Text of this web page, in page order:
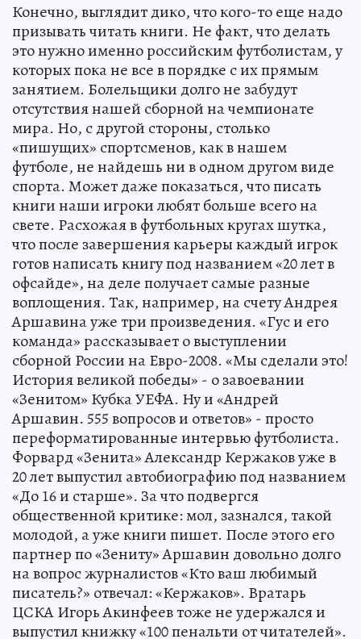
Конечно, выглядит дико, что кого-то еще надо
призывать читать книги. Не факт, что делать
это нужно именно российским футболистам, у
которых пока не все в порядке с их прямым
занятием. Болельщики долго не забудут
отсутствия нашей сборной на чемпионате
мира. Но, с другой стороны, столько
«пишущих» спортсменов, как в нашем
футболе, не найдешь ни в одном другом виде
спорта. Может даже показаться, что писать
книги наши игроки любят больше всего на
свете. Расхожая в футбольных кругах шутка,
что после завершения карьеры каждый игрок
готов написать книгу под названием «20 лет в
офсайде», на деле получает самые разные
воплощения. Так, например, на счету Андрея
Аршавина уже три произведения. «Гус и его
команда» рассказывает о выступлении
сборной России на Евро-2008. «Мы сделали это!
История великой победы» - о завоевании
«Зенитом» Кубка УЕФА. Ну и «Андрей
Аршавин. 555 вопросов и ответов» - просто
переформатированные интервью футболиста.
Форвард «Зенита» Александр Кержаков уже в
20 лет выпустил автобиографию под названием
«До 16 и старше». За что подвергся
общественной критике: мол, зазнался, такой
молодой, а уже книги пишет. После этого его
партнер по «Зениту» Аршавин довольно долго
на вопрос журналистов «Кто ваш любимый
писатель?» отвечал: «Кержаков». Вратарь
ЦСКА Игорь Акинфеев тоже не удержался и
выпустил книжку «100 пенальти от читателей».